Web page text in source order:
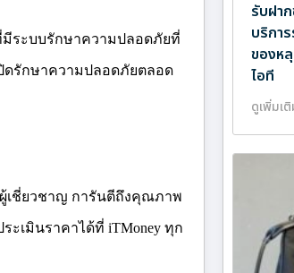
มีระบบรักษาความปลอดภัยที่
ดรักษาความปลอดภัยตลอด
เชี่ยวชาญ การันตีถึงคุณภาพ
ะเมินราคาได้ที่ iTMoney ทุก
รับฝา
บริกา
ของห
ไอที
ดูเพิ่มเ